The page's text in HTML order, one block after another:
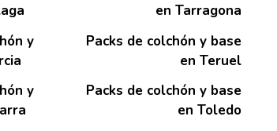
y
y
en Tarragona
Packs de colchón y base
en Teruel
Packs de colchón y base
en Toledo